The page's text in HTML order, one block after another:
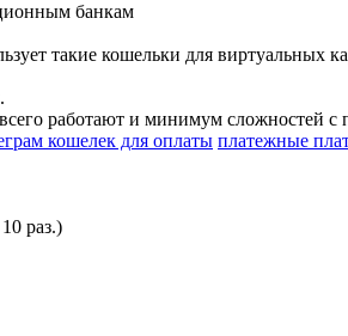
банкам
такие кошельки для виртуальных
работают и минимум сложностей с
кошелек для оплаты платежные
раз.)